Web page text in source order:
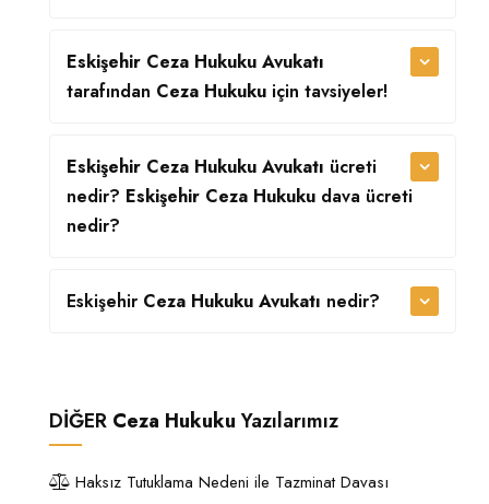
Eskişehir Ceza Hukuku Avukatı
tarafından Ceza Hukuku için tavsiyeler!
Eskişehir Ceza Hukuku Avukatı ücreti
nedir? Eskişehir Ceza Hukuku dava ücreti
nedir?
Eskişehir Ceza Hukuku Avukatı nedir?
DİĞER Ceza HukukuYazılarımız
Haksız Tutuklama Nedeni ile Tazminat Davası